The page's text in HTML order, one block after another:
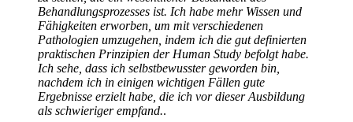
Behandlungsprozesses ist. Ich habe mehr Wissen und
Fähigkeiten erworben, um mit verschiedenen
Pathologien umzugehen, indem ich die gut definierten
praktischen Prinzipien der Human Study befolgt habe.
Ich sehe, dass ich selbstbewusster geworden bin,
nachdem ich in einigen wichtigen Fällen gute
Ergebnisse erzielt habe, die ich vor dieser Ausbildung
als schwieriger empfand..